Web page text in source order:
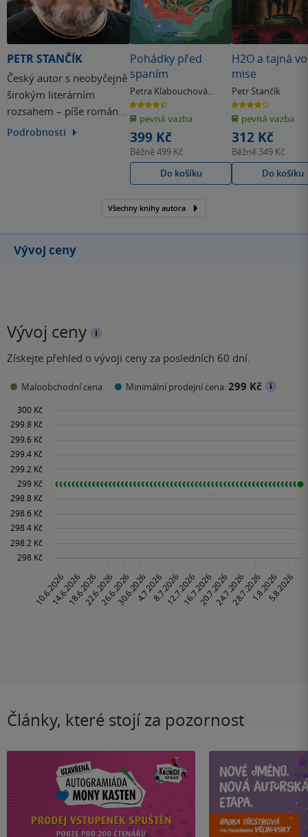
PETR STANČÍK
Český autor s neobyčejně
širokým literárním
rozsahem – píše romány,
poezii, eseje, dramatické
tvorbou, která se nebojí
fantazie, historie,…
Podrobnosti
Pohádky před
spaním
Petra Klabouchová
& další
4.5
z
5
hvězdiček
pevná vazba
399 Kč
Běžně499 Kč
Do košíku
H2O a tajná
mise
Petr Stančík
3.9
z
5
hvězdiček
pevná vazba
312 Kč
Běžně 349 Kč
Do košíku
Všechny knihy autora
Vývoj ceny
Vývoj ceny
Získejte přehled o vývoji ceny za posledních 60 dní.
Maloobchodní cena Minimální prodejní cena:299 Kč
Články, které stojí za pozornost